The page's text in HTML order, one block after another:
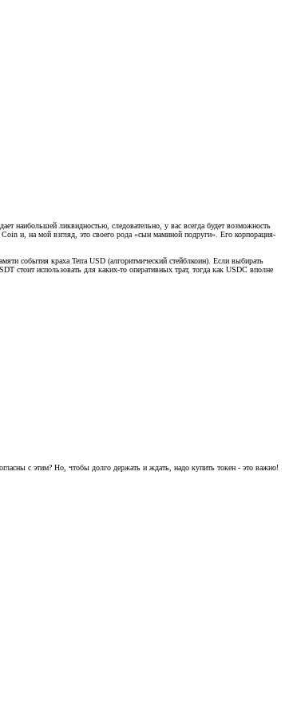
наибольшей ликвидностью, следовательно, у вас всегда будет возможность
и, на мой взгляд, это своего рода «сын маминой подруги». Его корпорация-
события краха Terra USD (алгоритмический стейблкоин). Если выбирать
стоит использовать для каких-то оперативных трат, тогда как USDC вполне
с этим? Но, чтобы долго держать и ждать, надо купить токен - это важно!